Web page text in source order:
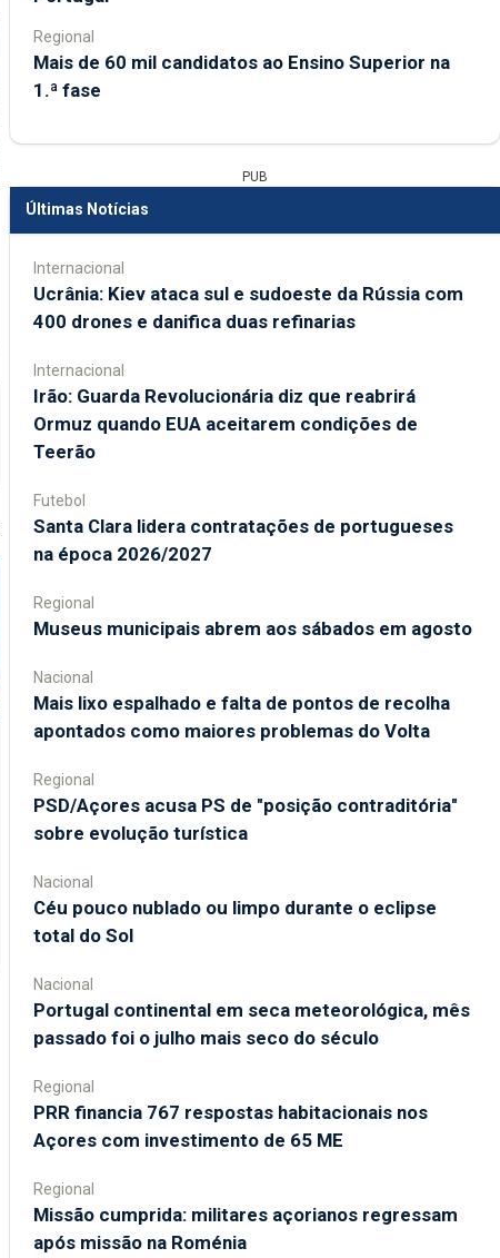
Regional
Mais de 60 mil candidatos ao Ensino Superior na
1.ª fase
PUB
Últimas Notícias
Internacional
Ucrânia: Kiev ataca sul e sudoeste da Rússia com
400 drones e danifica duas refinarias
Internacional
Irão: Guarda Revolucionária diz que reabrirá
Ormuz quando EUA aceitarem condições de
Teerão
Futebol
Santa Clara lidera contratações de portugueses
na época 2026/2027
Regional
Museus municipais abrem aos sábados em agosto
Nacional
Mais lixo espalhado e falta de pontos de recolha
apontados como maiores problemas do Volta
Regional
PSD/Açores acusa PS de "posição contraditória"
sobre evolução turística
Nacional
Céu pouco nublado ou limpo durante o eclipse
total do Sol
Nacional
Portugal continental em seca meteorológica, mês
passado foi o julho mais seco do século
Regional
PRR financia 767 respostas habitacionais nos
Açores com investimento de 65 ME
Regional
Missão cumprida: militares açorianos regressam
após missão na Roménia